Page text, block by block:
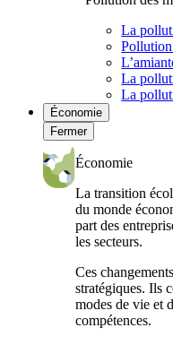
La
La
La
Économie
Fermer
Économie
La transition
du monde
part des
les secteurs.
Ces
stratégiques. Ils
modes de vie et
compétences.